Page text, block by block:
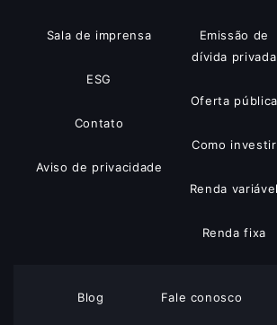
Sala de imprensa
ESG
Contato
Aviso de privacidade
Emissão de
dívida privada
Oferta pública
Como investir
Renda variável
Renda fixa
Blog Fale conosco